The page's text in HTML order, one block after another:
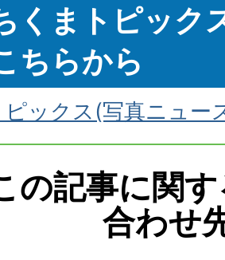
くまトピック
ちらから
ックス(写真ニュー
の記事に関
合わせ